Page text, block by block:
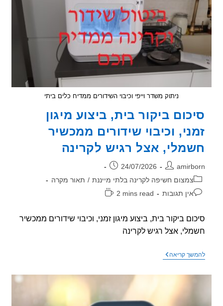
ניתוק משדר וייפי וכיבוי השידורים ממדיח כלים ביתי
ביקור בית, ביצוע מיגון
וכיבוי שידורים ממכשיר
אצל רגיש לקרינה
פורסם:
24/07/2026
צמצום חשיפה לקרינה בלתי מייננת / תאור מקרה
אין תגובות
זמן
2 mins read
ביקור בית, ביצוע מיגון זמני, וכיבוי שידורים ממכשיר
אצל רגיש לקרינה
קריאהסיכום